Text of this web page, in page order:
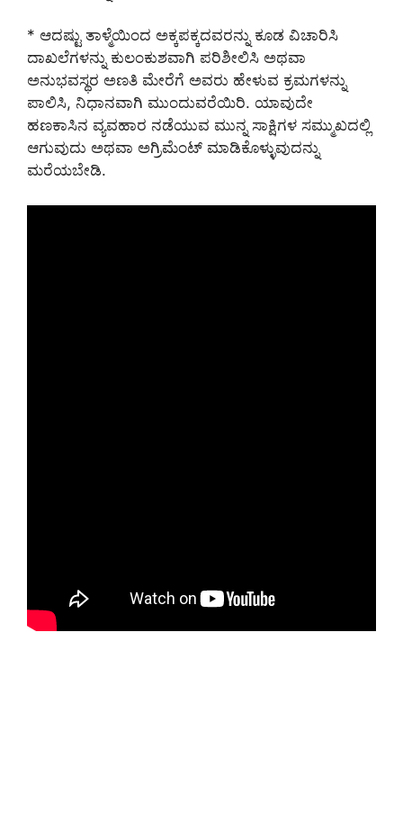
* ಆದಷ್ಟು ತಾಳ್ಮೆಯಿಂದ ಅಕ್ಕಪಕ್ಕದವರನ್ನು ಕೂಡ ವಿಚಾರಿಸಿ
ದಾಖಲೆಗಳನ್ನು ಕುಲಂಕುಶವಾಗಿ ಪರಿಶೀಲಿಸಿ ಅಥವಾ
ಅನುಭವಸ್ಥರ ಅಣತಿ ಮೇರೆಗೆ ಅವರು ಹೇಳುವ ಕ್ರಮಗಳನ್ನು
ಪಾಲಿಸಿ, ನಿಧಾನವಾಗಿ ಮುಂದುವರೆಯಿರಿ. ಯಾವುದೇ
ಹಣಕಾಸಿನ ವ್ಯವಹಾರ ನಡೆಯುವ ಮುನ್ನ ಸಾಕ್ಷಿಗಳ ಸಮ್ಮುಖದಲ್ಲಿ
ಆಗುವುದು ಅಥವಾ ಅಗ್ರಿಮೆಂಟ್ ಮಾಡಿಕೊಳ್ಳುವುದನ್ನು
ಮರೆಯಬೇಡಿ.